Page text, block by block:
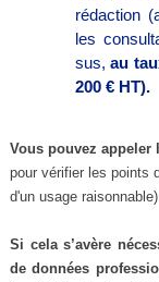
rédaction
les
sus,au
200 € HT).
Vous pouvez appeler
pour vérifier les points
d'un usage raisonnable) .
Si cela s’avère
de données